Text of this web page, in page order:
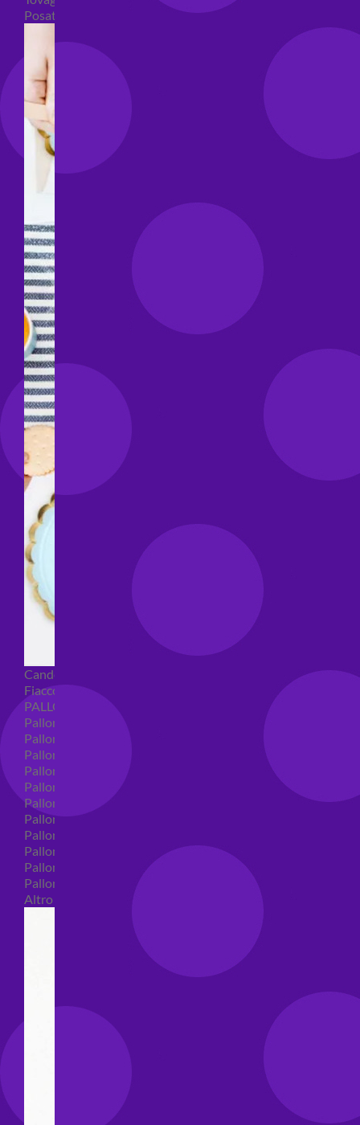
Posate per feste
Candeline compleanno
Fiaccole
PALLONCINI
Palloncini in lattice
Palloncini in lattice monocolore
Palloncini in lattice monocolore dimensione 5"
Palloncini in lattice monocolore dimensione 10"
Palloncini in lattice monocolore dimensione 12"
Palloncini in lattice monocolore dimensione 16"
Palloncini in lattice decorati
Palloncini in lattice decorati dimensione 5"
Palloncini in lattice decorati dimensione 10"
Palloncini in lattice decorati dimensione 12"
Palloncini in lattice decorati dimensione 16"
Altro